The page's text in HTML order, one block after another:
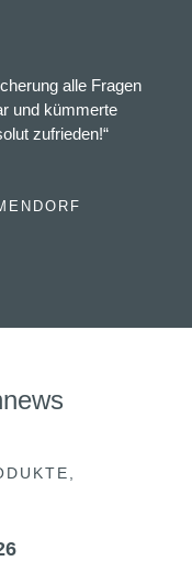
alle Fragen
und kümmerte
zufrieden!“